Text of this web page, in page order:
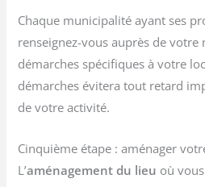
Chaque municipalité ayant ses
renseignez-vous auprès de
démarches spécifiques à votre
démarches évitera tout retard
de votre activité.
Cinquième étape : aménager
L’aménagement du lieu où